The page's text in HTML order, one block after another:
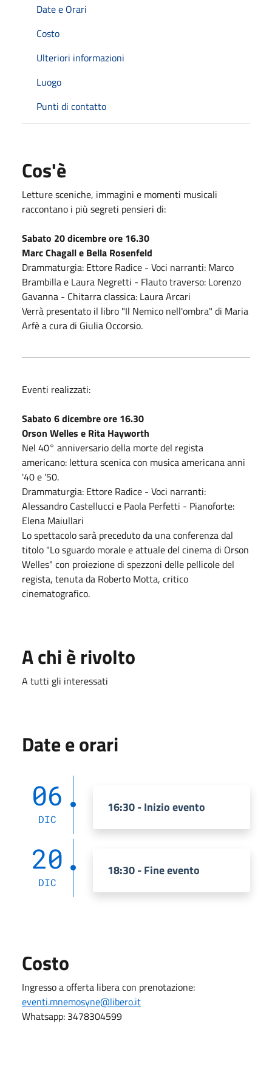
Date e Orari
Costo
Ulteriori informazioni
Luogo
Punti di contatto
Cos'è
Letture sceniche, immagini e momenti musicali
raccontano i più segreti pensieri di:
Sabato 20 dicembre ore 16.30
Marc Chagall e Bella Rosenfeld
Drammaturgia: Ettore Radice - Voci narranti: Marco
Brambilla e Laura Negretti - Flauto traverso: Lorenzo
Gavanna - Chitarra classica: Laura Arcari
Verrà presentato il libro "Il Nemico nell'ombra" di Maria
Arfè a cura di Giulia Occorsio.
Eventi realizzati:
Sabato 6 dicembre ore 16.30
Orson Welles e Rita Hayworth
Nel 40° anniversario della morte del regista
americano: lettura scenica con musica americana anni
'40 e '50.
Drammaturgia: Ettore Radice - Voci narranti:
Alessandro Castellucci e Paola Perfetti - Pianoforte:
Elena Maiullari
Lo spettacolo sarà preceduto da una conferenza dal
titolo "Lo sguardo morale e attuale del cinema di Orson
Welles" con proiezione di spezzoni delle pellicole del
regista, tenuta da Roberto Motta, critico
cinematografico.
A chi è rivolto
A tutti gli interessati
Date e orari
06
DIC
16:30 - Inizio evento
20
DIC
18:30 - Fine evento
Costo
Ingresso a offerta libera con prenotazione:
eventi.mnemosyne@libero.it
Whatsapp: 3478304599